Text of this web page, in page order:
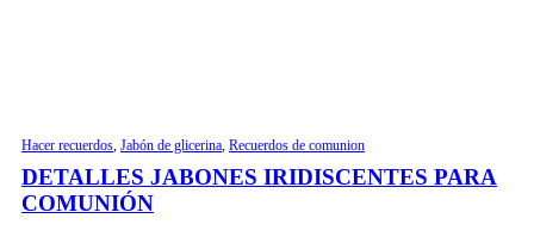
Hacer recuerdos, Jabón de glicerina, Recuerdos de comunion
DETALLES JABONES IRIDISCENTES PARA
COMUNIÓN